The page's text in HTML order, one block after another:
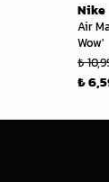
Nike
Air
Wow'
₺
₺